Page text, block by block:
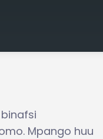
Mpango huu